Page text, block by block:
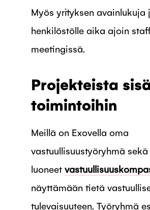
Myös yrityksen avainlukuja
henkilöstölle aika ajoin
meetingissä.
Projekteista
toimintoihin
Meillä on Exovella oma
vastuullisuustyöryhmä
luoneet
näyttämään tietä
tulevaisuuteen. Työryhmä